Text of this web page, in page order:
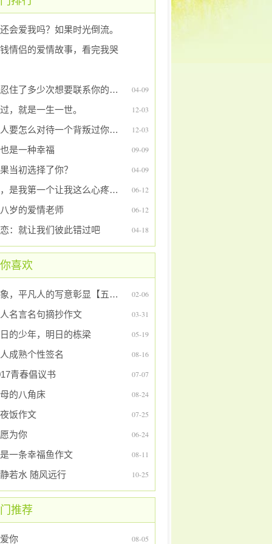
会爱我吗？如果时光倒流。
情侣的爱情故事，看完我哭
他忍住了多少次想要联系你的冲动 04-09
，就是一生一世。 12-03
女人要怎么对待一个背叛过你的男人！太经典了！ 12-03
是一种幸福 09-09
当初选择了你？ 04-09
你，是我第一个让我这么心疼的人。 06-12
岁的爱情老师 06-12
：就让我们彼此错过吧 04-18
喜欢
意象，平凡人的写意彰显【五章】 02-06
名言名句摘抄作文 03-31
的少年，明日的栋梁 05-19
成熟个性签名 08-16
青春倡议书 07-07
的八角床 08-24
饭作文 07-25
为你 06-24
一条幸福鱼作文 08-11
若水 随风远行 10-25
推荐
你 08-05